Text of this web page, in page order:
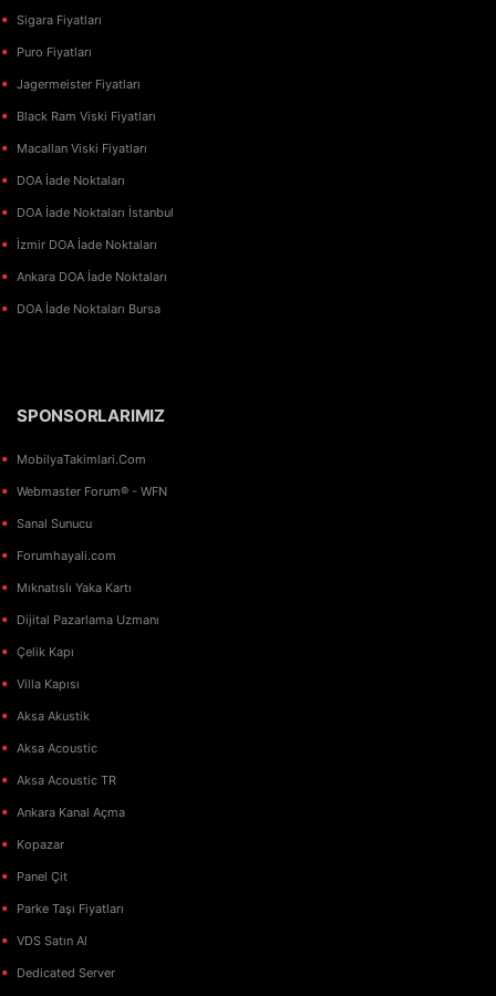
Sigara Fiyatları
Puro Fiyatları
Jagermeister Fiyatları
Black Ram Viski Fiyatları
Macallan Viski Fiyatları
DOA İade Noktaları
DOA İade Noktaları İstanbul
İzmir DOA İade Noktaları
Ankara DOA İade Noktaları
DOA İade Noktaları Bursa
SPONSORLARIMIZ
MobilyaTakimlari.Com
Webmaster Forum® - WFN
Sanal Sunucu
Forumhayali.com
Mıknatıslı Yaka Kartı
Dijital Pazarlama Uzmanı
Çelik Kapı
Villa Kapısı
Aksa Akustik
Aksa Acoustic
Aksa Acoustic TR
Ankara Kanal Açma
Kopazar
Panel Çit
Parke Taşı Fiyatları
VDS Satın Al
Dedicated Server